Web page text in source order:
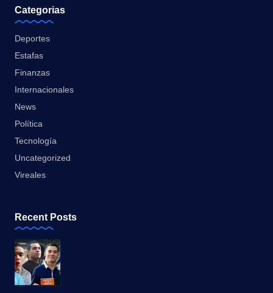
Categorias
Deportes
Estafas
Finanzas
Internacionales
News
Política
Tecnología
Uncategorized
Vireales
Recent Posts